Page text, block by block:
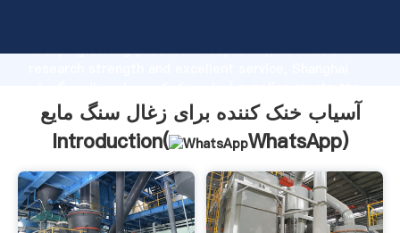
Grasping strong production capability, advanced
value and bring values to all of customers.
آسیاب خنک کننده برای زغال سنگ مایع
Introduction(
WhatsApp)